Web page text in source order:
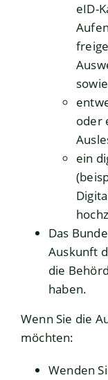
eID-
oder
ein
Das
Auskunft
die
haben.
Wenn Sie die
möchten:
Wenden